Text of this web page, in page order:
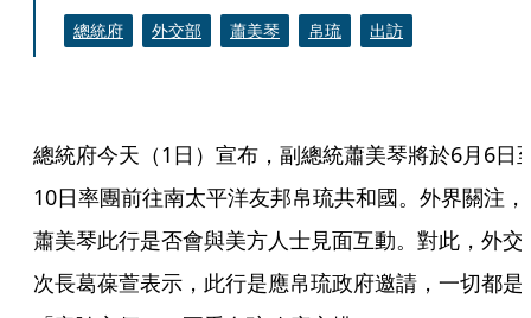
總統府 外交部 蕭美琴 帛琉 出訪
總統府今天（1日）宣布，副總統蕭美琴將於6月6日
10日率團前往南太平洋友邦帛琉共和國。外界關注，
蕭美琴此行是否會與美方人士見面互動。對此，外交
次長葛葆萱表示，此行是應帛琉政府邀請，一切都是